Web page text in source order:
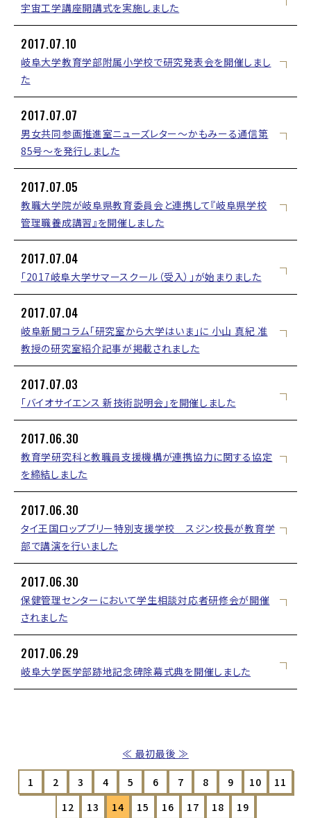
宇宙工学講座開講式を実施しました
2017.07.10
岐阜大学教育学部附属小学校で研究発表会を開催しまし
た
2017.07.07
男女共同参画推進室ニューズレター～かもみーる通信第
85号～を発行しました
2017.07.05
教職大学院が岐阜県教育委員会と連携して『岐阜県学校
管理職養成講習』を開催しました
2017.07.04
「2017岐阜大学サマースクール（受入）」が始まりました
2017.07.04
岐阜新聞コラム「研究室から大学はいま」に 小山 真紀 准
教授の研究室紹介記事が掲載されました
2017.07.03
「バイオサイエンス 新技術説明会」を開催しました
2017.06.30
教育学研究科と教職員支援機構が連携協力に関する協定
を締結しました
2017.06.30
タイ王国ロップブリー特別支援学校 スジン校長が教育学
部で講演を行いました
2017.06.30
保健管理センターにおいて学生相談対応者研修会が開催
されました
2017.06.29
岐阜大学医学部跡地記念碑除幕式典を開催しました
≪ 最初
1 2 3 4 5 6 7 8 9 10
11
12
13 14 15 16 17 18 19
最後 ≫